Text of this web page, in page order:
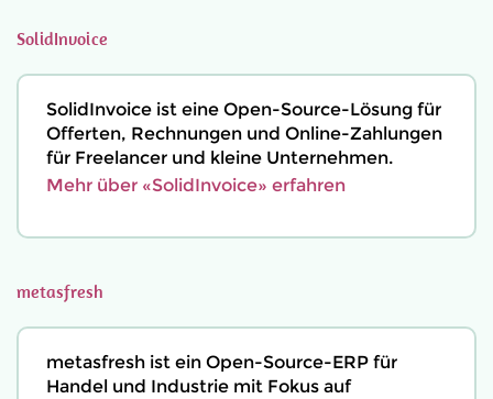
SolidInvoice
SolidInvoice ist eine Open-Source-Lösung für
Offerten, Rechnungen und Online-Zahlungen
für Freelancer und kleine Unternehmen.
Mehr über «SolidInvoice» erfahren
metasfresh
metasfresh ist ein Open-Source-ERP für
Handel und Industrie mit Fokus auf